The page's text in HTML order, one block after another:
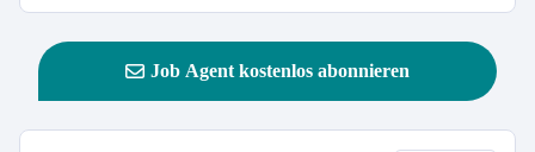
Job Agent kostenlos abonnieren